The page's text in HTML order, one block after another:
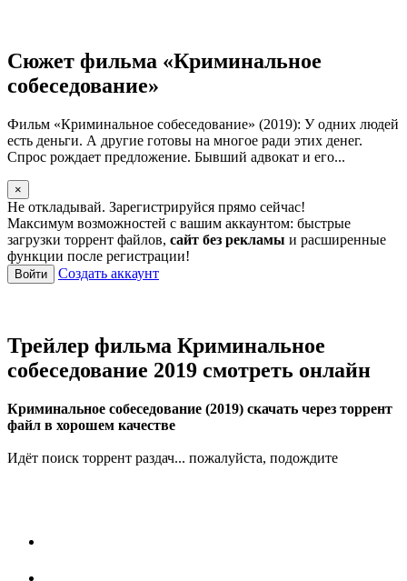
Сюжет фильма «Криминальное
собеседование»
Фильм «Криминальное собеседование» (2019): У одних людей
есть деньги. А другие готовы на многое ради этих денег.
Спрос рождает предложение. Бывший адвокат и его...
×
Не откладывай. Зарегистрируйся прямо сейчас!
Максимум возможностей с вашим аккаунтом: быстрые
загрузки торрент файлов, сайт без рекламы и расширенные
функции после регистрации!
Войти Создать аккаунт
Трейлер фильма Криминальное
собеседование 2019 смотреть онлайн
Криминальное собеседование (2019) скачать через торрент
файл в хорошем качестве
Идёт поиск торрент раздач... пожалуйста, подождите